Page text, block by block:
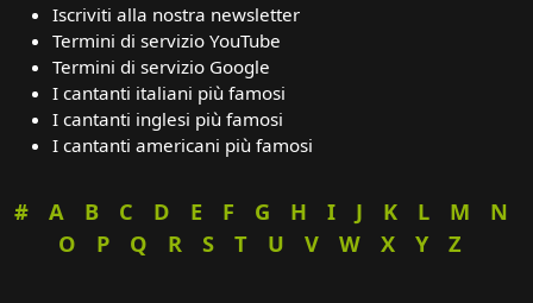
Iscriviti alla nostra newsletter
Termini di servizio YouTube
Termini di servizio Google
I cantanti italiani più famosi
I cantanti inglesi più famosi
I cantanti americani più famosi
# A B C D E F G H I J K L M
N
O
P Q R S T U V W X Y Z